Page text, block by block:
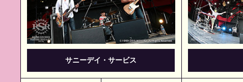
サニーデイ・サービス